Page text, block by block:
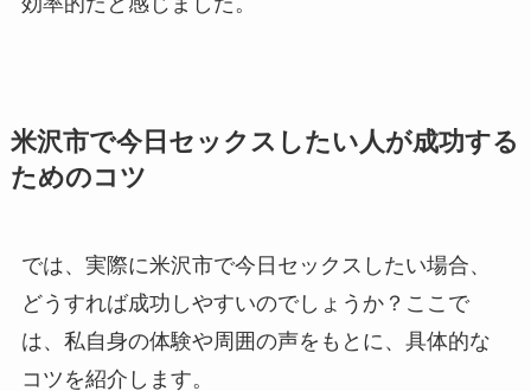
米沢市で今日セックスしたい人が成功する
ためのコツ
では、実際に米沢市で今日セックスしたい場合、
どうすれば成功しやすいのでしょうか？ここで
は、私自身の体験や周囲の声をもとに、具体的な
コツを紹介します。